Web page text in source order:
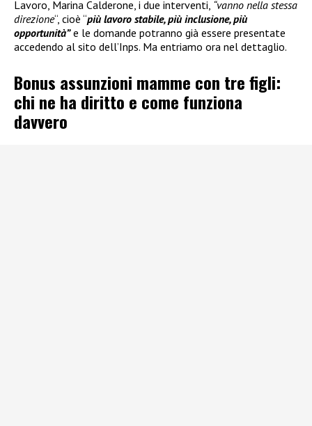
Lavoro, Marina Calderone, i due interventi, “vanno nella stessa
direzione“, cioè “più lavoro stabile, più inclusione, più
opportunità”e le domande potranno già essere presentate
accedendo al sito dell’Inps. Ma entriamo ora nel dettaglio.
Bonus assunzioni mamme con tre figli:
chi ne ha diritto e come funziona
davvero